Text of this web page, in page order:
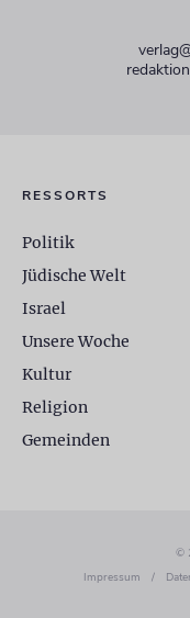
RESSORTS
Politik
Jüdische Welt
Israel
Unsere Woche
Kultur
Religion
Gemeinden
©
Impressum
/